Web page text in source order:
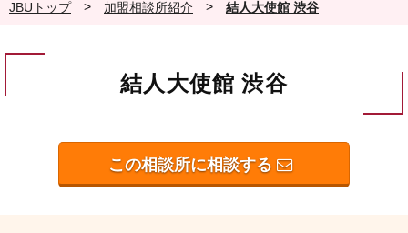
JBUトップ > 加盟相談所紹介 > 結人大使館 渋谷
結人大使館 渋谷
この相談所に相談する